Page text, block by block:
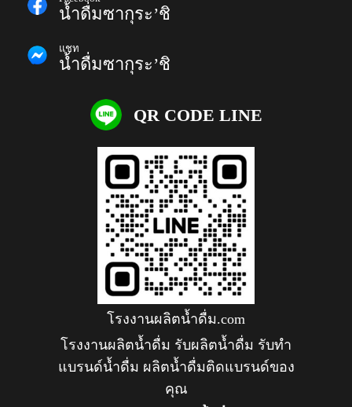
น้ำดื่มซากุระ’ชิ
แชท
น้ำดื่มซากุระ’ชิ
QR CODE LINE
โรงงานผลิตน้ำดื่ม.com
โรงงานผลิตน้ำดื่ม รับผลิตน้ำดื่ม รับทำ
แบรนด์น้ำดื่ม ผลิตน้ำดื่มติดแบรนด์ของ
คุณ